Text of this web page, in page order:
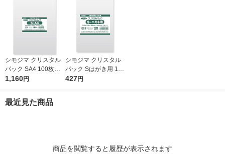
シモジマ クリスタル
パック SA4 100枚入 6
739200 1袋(100枚入)
1,160円
シモジマ クリスタル
パック Sはがき用 100
枚入 6751700 1袋(10
427円
最近見た商品
商品を閲覧すると履歴が表示されます